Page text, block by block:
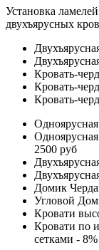
Установка
двухъярусных
Кровать-
Кровать-
Кровать-
2500 руб
Домик
Угловой
Кровати
Кровати по
сетками -